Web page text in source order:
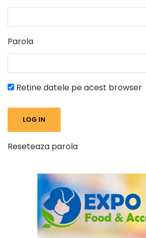
Parola
Retine datele pe acest browser
Reseteaza parola